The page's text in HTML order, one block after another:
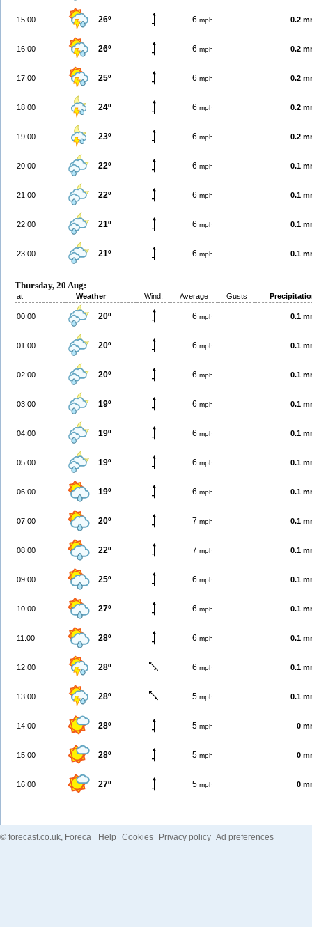
15:00 26º 6 mph 0.2
16:00 26º 6 mph 0.2
17:00 25º 6 mph 0.2
18:00 24º 6 mph 0.2
19:00 23º 6 mph 0.2
20:00 22º 6 mph 0.1
21:00 22º 6 mph 0.1
22:00 21º 6 mph 0.1
23:00 21º 6 mph 0.1
Thursday, 20 Aug:
at Weather Wind: Average Gusts
00:00 20º 6 mph 0.1
01:00 20º 6 mph 0.1
02:00 20º 6 mph 0.1
03:00 19º 6 mph 0.1
04:00 19º 6 mph 0.1
05:00 19º 6 mph 0.1
06:00 19º 6 mph 0.1
07:00 20º 7 mph 0.1
08:00 22º 7 mph 0.1
09:00 25º 6 mph 0.1
10:00 27º 6 mph 0.1
11:00 28º 6 mph 0.1
12:00 28º 6 mph 0.1
13:00 28º 5 mph 0.1
14:00 28º 5 mph 0
15:00 28º 5 mph 0
16:00 27º 5 mph 0
© forecast.co.uk, Foreca Help Cookies Privacy policy Ad preferences